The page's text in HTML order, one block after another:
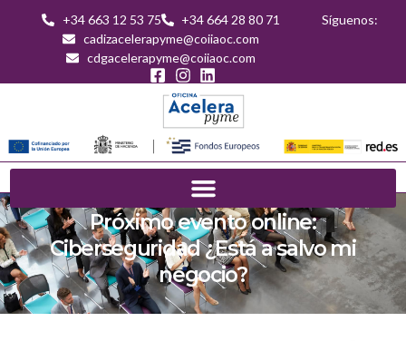
+34 663 12 53 75
+34 664 28 80 71
cadizacelerapyme@coiiaoc.com
cdgacelerapyme@coiiaoc.com
Síguenos:
Próximo evento online:
Ciberseguridad ¿Está a salvo mi
negocio?